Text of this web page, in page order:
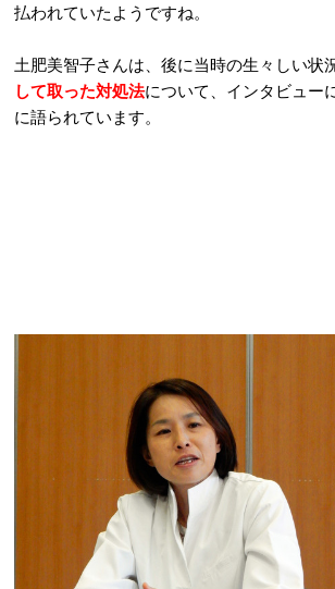
払われていたようですね。
土肥美智子さんは、後に当時の生々しい状
して取った対処法について、インタビュー
に語られています。